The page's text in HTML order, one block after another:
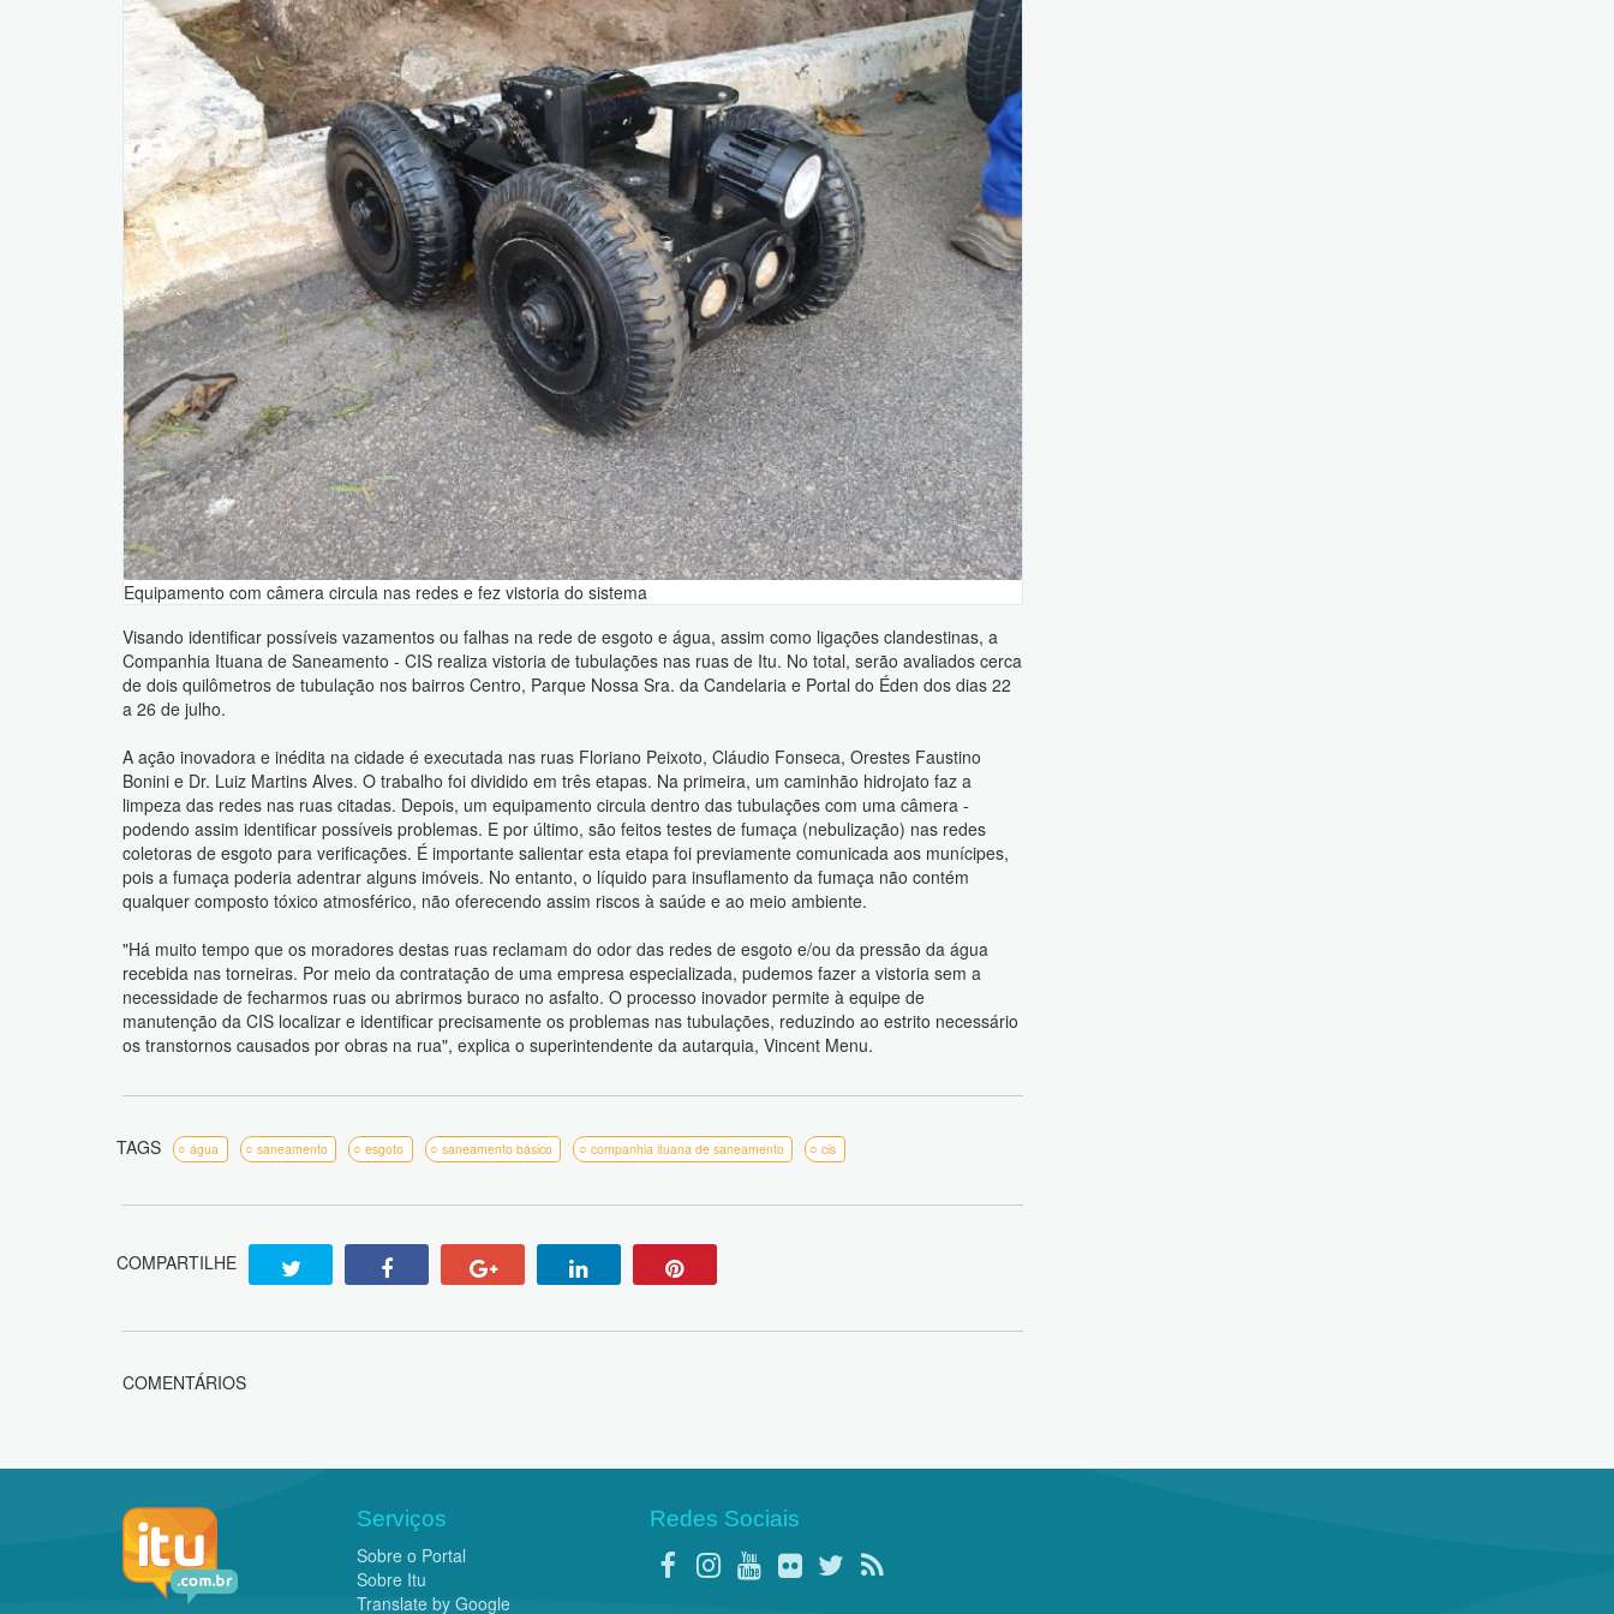
Equipamento com câmera circula nas redes e fez vistoria do sistema
Visando identificar possíveis vazamentos ou falhas na rede de esgoto e água, assim como ligações clandestinas, a
Companhia Ituana de Saneamento - CIS realiza vistoria de tubulações nas ruas de Itu. No total, serão avaliados cerca
de dois quilômetros de tubulação nos bairros Centro, Parque Nossa Sra. da Candelaria e Portal do Éden dos dias 22
a 26 de julho.
A ação inovadora e inédita na cidade é executada nas ruas Floriano Peixoto, Cláudio Fonseca, Orestes Faustino
Bonini e Dr. Luiz Martins Alves. O trabalho foi dividido em três etapas. Na primeira, um caminhão hidrojato faz a
limpeza das redes nas ruas citadas. Depois, um equipamento circula dentro das tubulações com uma câmera -
podendo assim identificar possíveis problemas. E por último, são feitos testes de fumaça (nebulização) nas redes
coletoras de esgoto para verificações. É importante salientar esta etapa foi previamente comunicada aos munícipes,
pois a fumaça poderia adentrar alguns imóveis. No entanto, o líquido para insuflamento da fumaça não contém
qualquer composto tóxico atmosférico, não oferecendo assim riscos à saúde e ao meio ambiente.
"Há muito tempo que os moradores destas ruas reclamam do odor das redes de esgoto e/ou da pressão da água
recebida nas torneiras. Por meio da contratação de uma empresa especializada, pudemos fazer a vistoria sem a
necessidade de fecharmos ruas ou abrirmos buraco no asfalto. O processo inovador permite à equipe de
manutenção da CIS localizar e identificar precisamente os problemas nas tubulações, reduzindo ao estrito necessário
os transtornos causados por obras na rua", explica o superintendente da autarquia, Vincent Menu.
TAGS água saneamento esgoto saneamento básico companhia ituana de saneamento cis
COMPARTILHE
COMENTÁRIOS
Serviços
Sobre o Portal
Sobre Itu
Translate by Google
Redes Sociais